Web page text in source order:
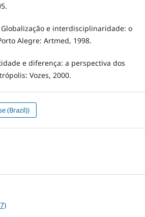
Globalização e interdisciplinaridade: o
Alegre: Artmed, 1998.
e diferença: a perspectiva dos
Vozes, 2000.
(Brazil))